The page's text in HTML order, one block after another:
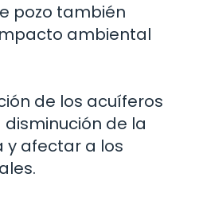
pozo también
ambiental
de los acuíferos
de la
y afectar a los